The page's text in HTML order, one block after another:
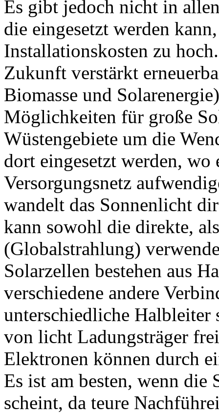
Es gibt jedoch nicht in
die eingesetzt werden
Installationskosten zu
Zukunft verstärkt
Biomasse und
Möglichkeiten für große
Wüstengebiete um die
dort eingesetzt werden, wo
Versorgungsnetz
wandelt das Sonnenlicht
kann sowohl die direkte,
(Globalstrahlung)
Solarzellen bestehen aus
verschiedene andere
unterschiedliche Halbleiter
von licht Ladungsträger
Elektronen können durch
Es ist am besten, wenn die
scheint, da teure